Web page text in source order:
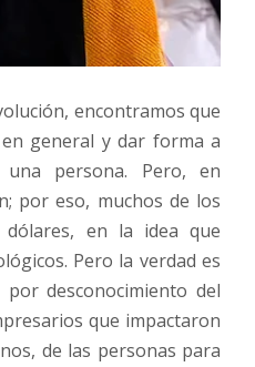
encontramos que
general y dar forma a
persona. Pero, en
por eso, muchos de los
en la idea que
Pero la verdad es
desconocimiento del
que impactaron
de las personas para